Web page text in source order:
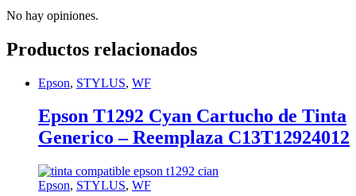
No hay opiniones.
Productos relacionados
Epson, STYLUS, WF
Epson T1292 Cyan Cartucho de Tinta
Generico – Reemplaza C13T12924012
Epson, STYLUS, WF